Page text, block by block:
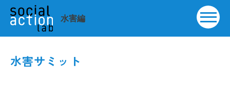
水害サミット